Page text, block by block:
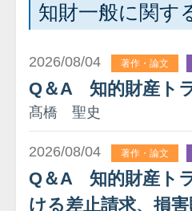
知財一般に関す
2026/08/04 著作・論文
Q＆A 知的財産ト
髙橋 聖史
2026/08/04 著作・論文
Q＆A 知的財産ト
ける差止請求、損